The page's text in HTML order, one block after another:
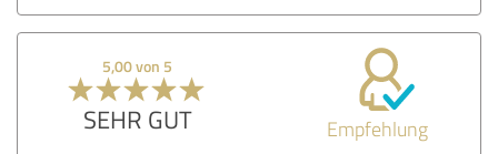
5,00 von 5
SEHR GUT Empfehlung